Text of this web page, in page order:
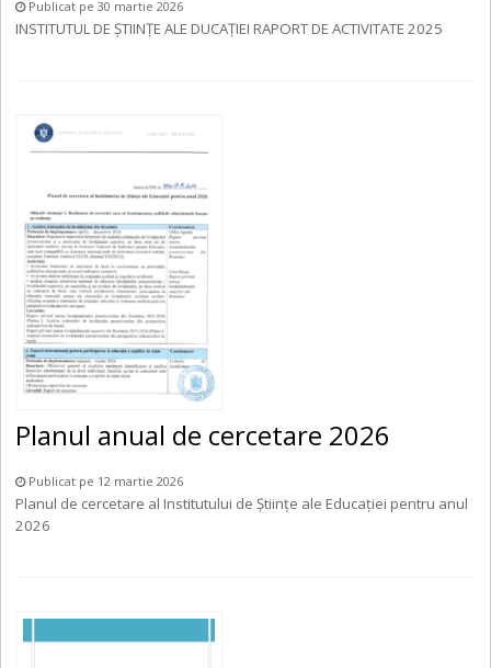
Publicat pe 30 martie 2026
INSTITUTUL DE ȘTIINȚE ALE DUCAȚIEI RAPORT DE ACTIVITATE 2025
Planul anual de cercetare 2026
Publicat pe 12 martie 2026
Planul de cercetare al Institutului de Științe ale Educației pentru anul
2026